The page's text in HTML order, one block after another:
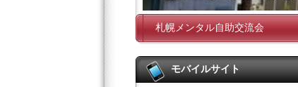
札幌メンタル自助交流会
モバイルサイト